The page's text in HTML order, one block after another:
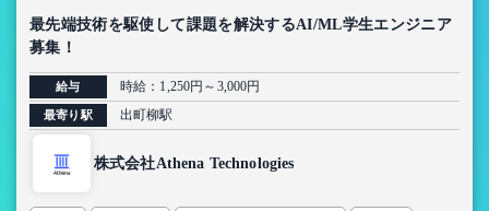
最先端技術を駆使して課題を解決するAI/ML学生エンジニア
募集！
給与 時給：1,250円～3,000円
最寄り駅 出町柳駅
株式会社Athena Technologies